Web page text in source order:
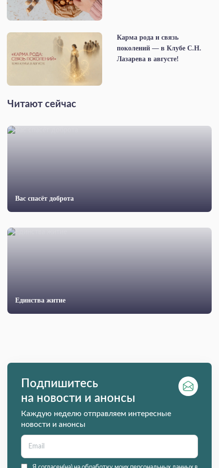
Карма рода и связь
поколений — в Клубе С.Н.
Лазарева в августе!
Читают сейчас
Вас спасёт доброта
Единства житие
Подпишитесь
на новости и анонсы
Каждую неделю отправляем интересные
новости и анонсы